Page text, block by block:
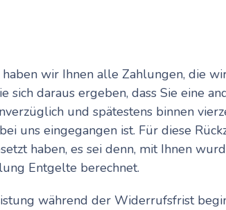
wir Ihnen alle Zahlungen, die
sich daraus ergeben, dass Sie eine
und spätestens binnen
uns eingegangen ist. Für diese
haben, es sei denn, mit Ihnen
Entgelte berechnet.
während der Widerrufsfrist